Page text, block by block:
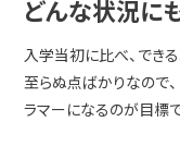
どんな状況に
入学当初に比べ、でき
至らぬ点ばかりなので
ラマーになるのが目標で